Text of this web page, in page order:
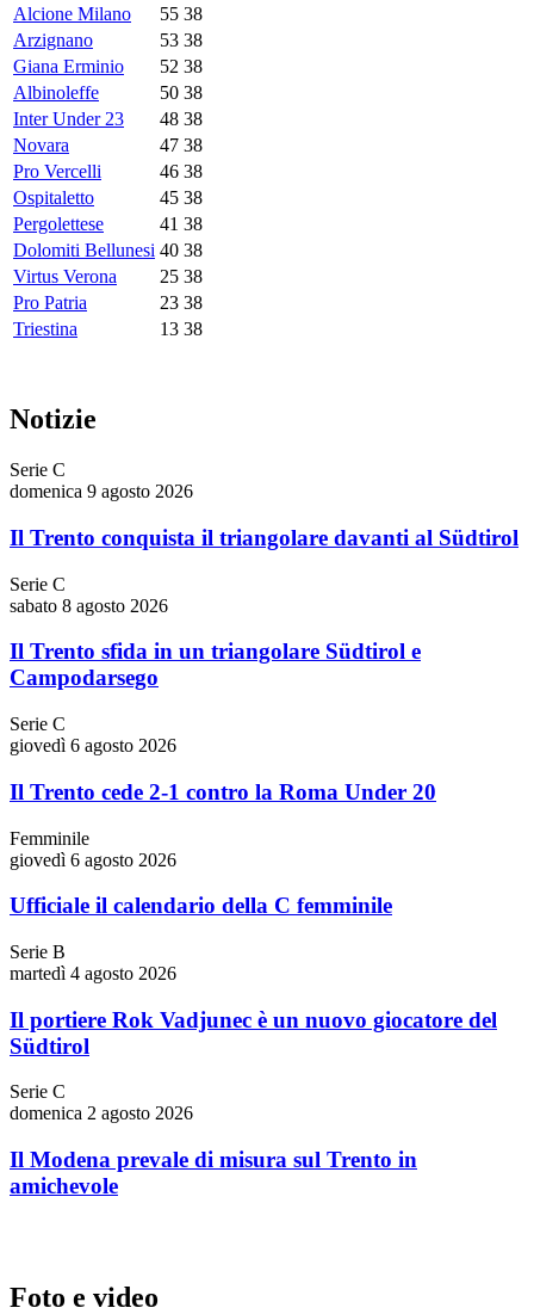
Alcione Milano
55 38
Arzignano
53 38
Giana Erminio
52 38
Albinoleffe
50 38
Inter Under 23
48 38
Novara
47 38
Pro Vercelli
46 38
Ospitaletto
45 38
Pergolettese
41 38
Dolomiti Bellunesi 40 38
Virtus Verona
25 38
Pro Patria
23 38
Triestina
13 38
Notizie
Serie C
domenica 9 agosto 2026
Il Trento conquista il triangolare davanti al Südtirol
Serie C
sabato 8 agosto 2026
Il Trento sfida in un triangolare Südtirol e
Campodarsego
Serie C
giovedì 6 agosto 2026
Il Trento cede 2-1 contro la Roma Under 20
Femminile
giovedì 6 agosto 2026
Ufficiale il calendario della C femminile
Serie B
martedì 4 agosto 2026
Il portiere Rok Vadjunec è un nuovo giocatore del
Südtirol
Serie C
domenica 2 agosto 2026
Il Modena prevale di misura sul Trento in
amichevole
Foto e video